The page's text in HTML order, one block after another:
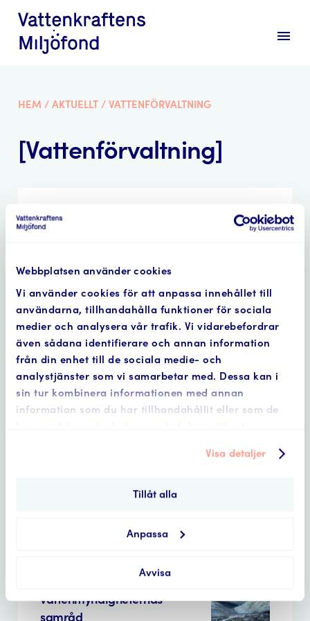
Webbplatsen använder cookies
Vi använder cookies för att anpassa innehållet till
användarna, tillhandahålla funktioner för sociala
medier och analysera vår trafik. Vi vidarebefordrar
även sådana identifierare och annan information
från din enhet till de sociala medie- och
analystjänster som vi samarbetar med. Dessa kan i
sin tur kombinera informationen med annan
information som du har tillhandahållit eller som de
Visa detaljer
Tillåt alla
Anpassa
Avvisa
menu
HEM / AKTUELLT / VATTENFÖRVALTNING
[Vattenförvaltning]
nationella planen • 8 mars,
2022
Fondens remissvar gällande
bedömning av annat sätt
forskning och utveckling • 7
vattenmyndigheternas
samråd